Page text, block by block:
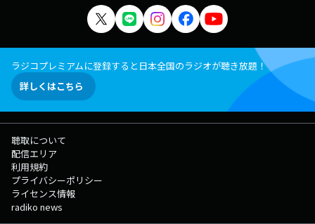
ラジコプレミアムに登録すると日本全国のラジオが聴き放題！
詳しくはこちら
聴取について
配信エリア
利用規約
プライバシーポリシー
ライセンス情報
radiko news